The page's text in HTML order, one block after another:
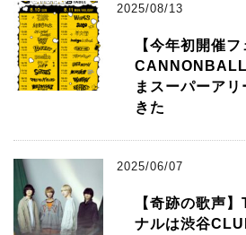
2025/08/13
【今年初開催フ
まスーパーア
きた
2025/06/07
【奇跡の歌声
ナルは渋谷